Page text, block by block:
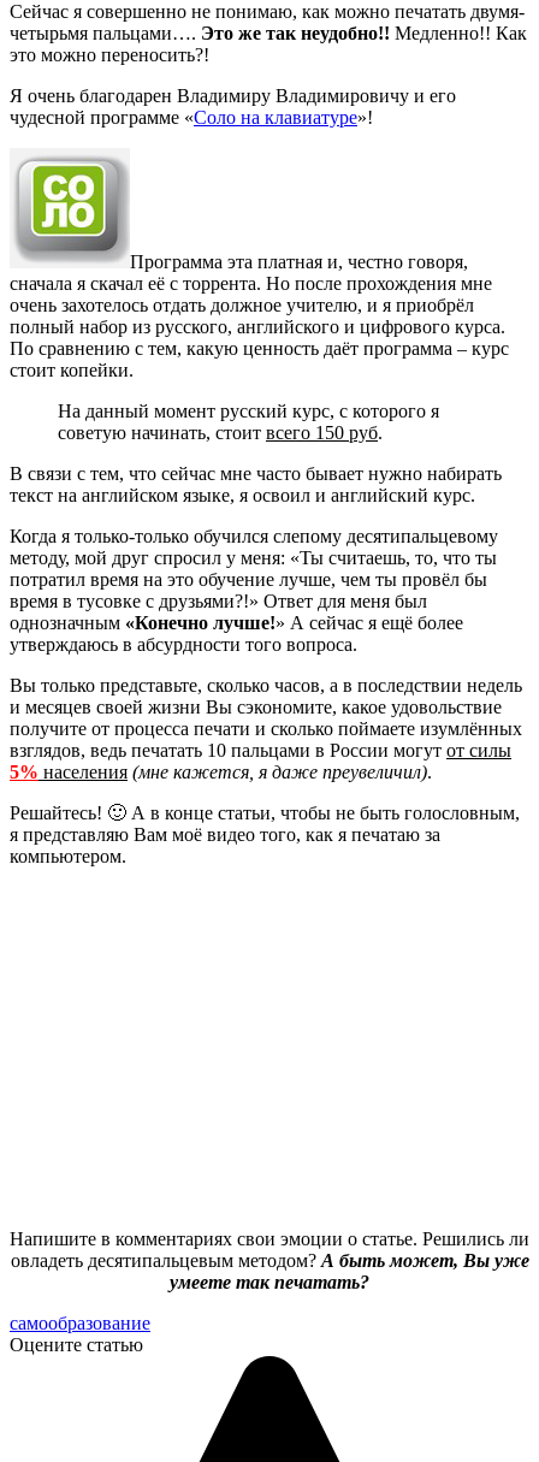
Сейчас я совершенно не понимаю, как можно печатать двумя-
четырьмя пальцами…. Это же так неудобно!! Медленно!! Как
это можно переносить?!
Я очень благодарен Владимиру Владимировичу и его
чудесной программе «Соло на клавиатуре»!
Программа эта платная и, честно говоря,
сначала я скачал её с торрента. Но после прохождения мне
очень захотелось отдать должное учителю, и я приобрёл
полный набор из русского, английского и цифрового курса.
По сравнению с тем, какую ценность даёт программа – курс
стоит копейки.
На данный момент русский курс, с которого я
советую начинать, стоит всего 150 руб.
В связи с тем, что сейчас мне часто бывает нужно набирать
текст на английском языке, я освоил и английский курс.
Когда я только-только обучился слепому десятипальцевому
методу, мой друг спросил у меня: «Ты считаешь, то, что ты
потратил время на это обучение лучше, чем ты провёл бы
время в тусовке с друзьями?!» Ответ для меня был
однозначным «Конечно лучше!» А сейчас я ещё более
утверждаюсь в абсурдности того вопроса.
Вы только представьте, сколько часов, а в последствии недель
и месяцев своей жизни Вы сэкономите, какое удовольствие
получите от процесса печати и сколько поймаете изумлённых
взглядов, ведь печатать 10 пальцами в России могут от силы
5% населения (мне кажется, я даже преувеличил).
Решайтесь! 🙂 А в конце статьи, чтобы не быть голословным,
я представляю Вам моё видео того, как я печатаю за
компьютером.
Напишите в комментариях свои эмоции о статье. Решились ли
овладеть десятипальцевым методом?А быть может, Вы уже
умеете так печатать?
самообразование
Оцените статью